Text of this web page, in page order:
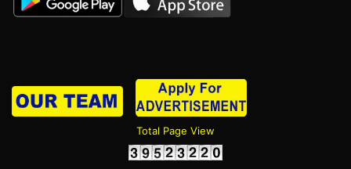
Total Page View